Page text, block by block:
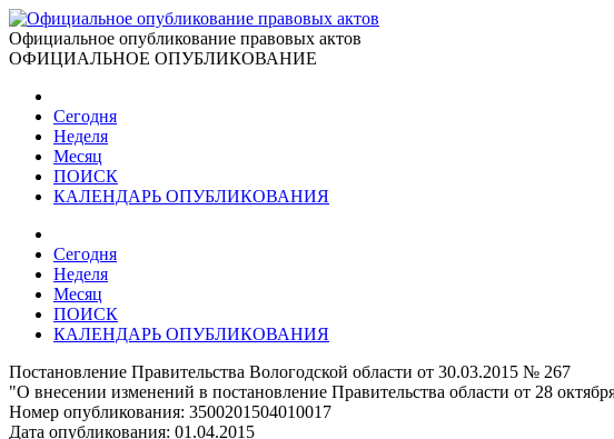
Официальное опубликование правовых актов
ОФИЦИАЛЬНОЕ ОПУБЛИКОВАНИЕ
Сегодня
Неделя
Месяц
ПОИСК
КАЛЕНДАРЬ ОПУБЛИКОВАНИЯ
Сегодня
Неделя
Месяц
ПОИСК
КАЛЕНДАРЬ ОПУБЛИКОВАНИЯ
Постановление Правительства Вологодской области от 30.03.2015 № 267
"О внесении изменений в постановление Правительства области от 28
Номер опубликования: 3500201504010017
Дата опубликования: 01.04.2015